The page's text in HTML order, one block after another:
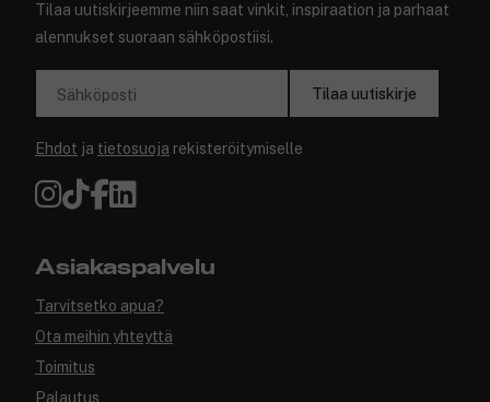
Tilaa uutiskirjeemme niin saat vinkit, inspiraation ja parhaat
alennukset suoraan sähköpostiisi.
Sähköposti Tilaa uutiskirje
Ehdot ja tietosuoja rekisteröitymiselle
Asiakaspalvelu
Tarvitsetko apua?
Ota meihin yhteyttä
Toimitus
Palautus